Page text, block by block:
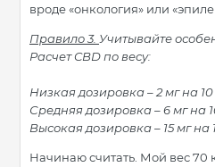
вроде «онкология» или
Правило 3. Учитывайте
Расчет CBD по весу:
Низкая дозировка ­­– 2 мг на 10
Средняя дозировка – 6 мг на
Высокая дозировка – 15 мг на
Начинаю считать. Мой вес 70